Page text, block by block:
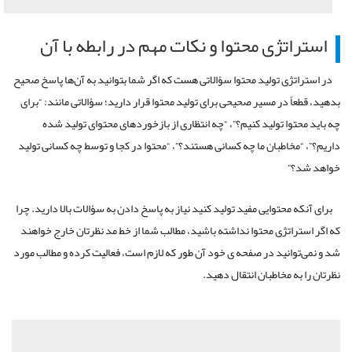
استراتژی محتوا و نکات مهم در رابطه با آن
در استراتژی تولید محتوا سؤالاتی هست که اگر شما بتوانید به آن‌ها پاسخ صحیح
بدهید، قطعاً در مسیر صحیحی برای تولید محتوا قرار دارید؛ سؤالاتی مانند: “برای
چه باید محتوا تولید کنیم؟”، “چه انتظاری از بازخوردهای محتوای تولید شده
داریم؟”، “مخاطبان ما چه کسانی هستند؟”، “محتوا در کجا و توسط چه کسانی تولید
خواهد شد؟”
برای آنکه محتوایی مفید تولید کنید نیاز به پاسخ دادن به سؤالات بالا دارید. چرا
که اگر استراتژی محتوا نداشته باشید، مطالب شما از خط مد نظرتان خارج خواهند
شد و نمی‌توانید در صفحه ی خود آن طور که لازم است، فعالیت کرده و مطالب مورد
نظرتان را به مخاطبان انتقال دهید.